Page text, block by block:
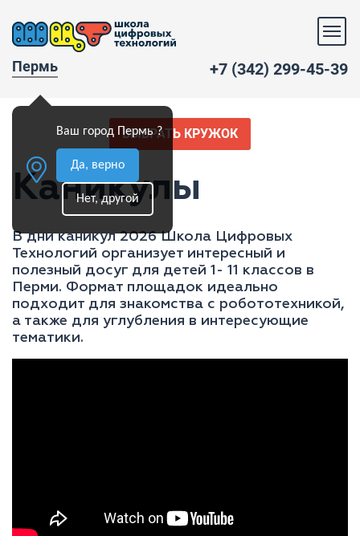
Пермь
Ваш город Пермь ?
Да, верно
Нет, другой
+7 (342) 299-45-39
ВЫБРАТЬ КРУЖОК
Каникулы
В дни каникул 2026 Школа Цифровых
Технологий организует интересный и
полезный досуг для детей 1- 11 классов в
Перми. Формат площадок идеально
подходит для знакомства с робототехникой,
а также для углубления в интересующие
тематики.